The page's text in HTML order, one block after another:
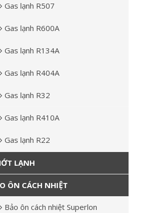
Gas lạnh R507
Gas lạnh R600A
Gas lạnh R134A
Gas lạnh R404A
Gas lạnh R32
Gas lạnh R410A
Gas lạnh R22
LẠNH
ÔN CÁCH NHIỆT
Bảo ôn cách nhiệt Superlon